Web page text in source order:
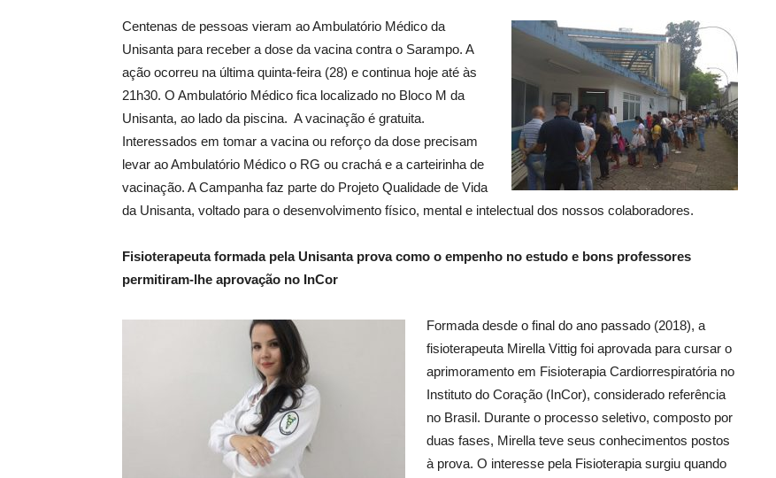
Centenas de pessoas vieram ao Ambulatório Médico da
Unisanta para receber a dose da vacina contra o Sarampo. A
ação ocorreu na última quinta-feira (28) e continua hoje até às
21h30. O Ambulatório Médico fica localizado no Bloco M da
Unisanta, ao lado da piscina. A vacinação é gratuita.
Interessados em tomar a vacina ou reforço da dose precisam
levar ao Ambulatório Médico o RG ou crachá e a carteirinha de
vacinação. A Campanha faz parte do Projeto Qualidade de Vida
da Unisanta, voltado para o desenvolvimento físico, mental e intelectual dos nossos colaboradores.
Fisioterapeuta formada pela Unisanta prova como o empenho no estudo e bons professores
permitiram-lhe aprovação no InCor
Formada desde o final do ano passado (2018), a
fisioterapeuta Mirella Vittig foi aprovada para cursar o
aprimoramento em Fisioterapia Cardiorrespiratória no
Instituto do Coração (InCor), considerado referência
no Brasil. Durante o processo seletivo, composto por
duas fases, Mirella teve seus conhecimentos postos
à prova. O interesse pela Fisioterapia surgiu quando